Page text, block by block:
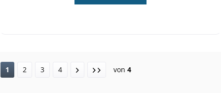
1 2 3 4 von 4